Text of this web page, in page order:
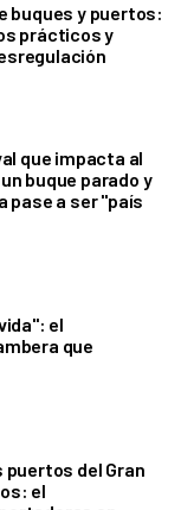
buques y puertos:
prácticos y
que impacta al
buque parado y
pase a ser "país
el
que
puertos del Gran
el